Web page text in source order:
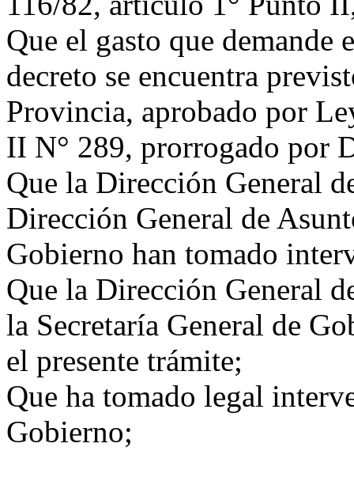
Que el gasto que
decreto se encuentra
Provincia, aprobado por
II N° 289, prorrogado por
Que la Dirección General
Dirección General de
Gobierno han tomado
Que la Dirección General
la Secretaría General de
el presente trámite;
Que ha tomado legal
Gobierno;